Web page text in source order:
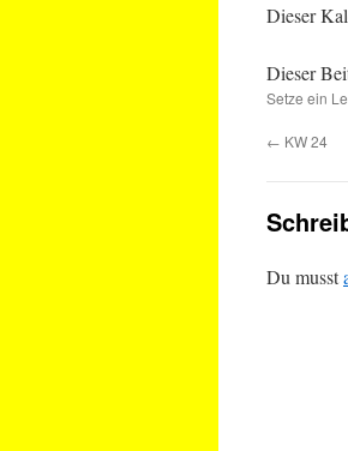
Dieser
Dieser
Setze ein
← KW 24
Du musst